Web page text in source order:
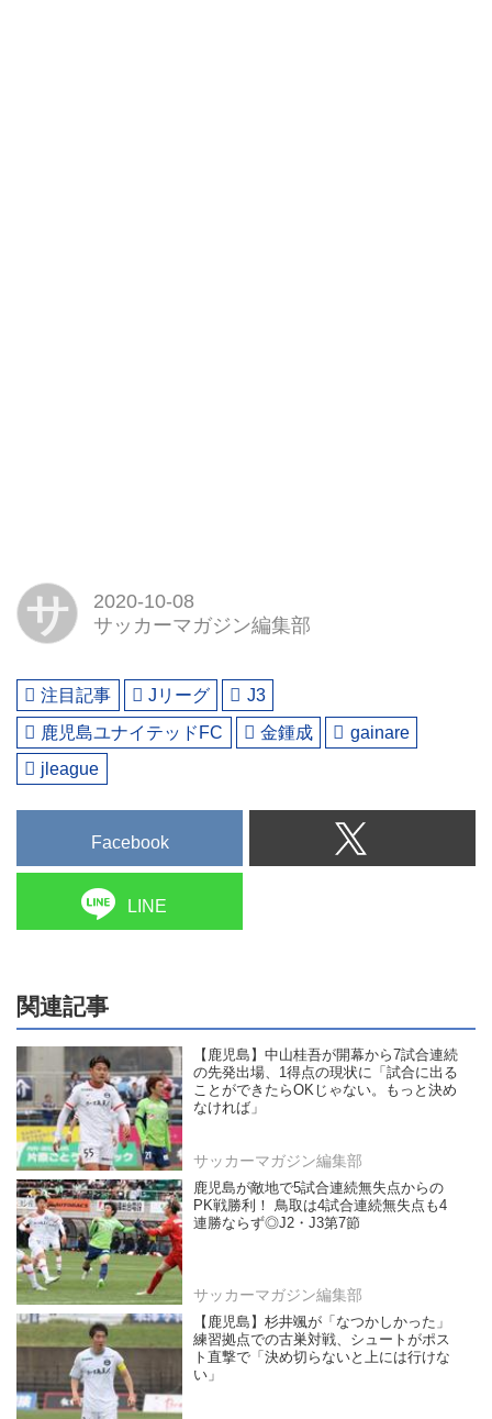
サ
2020-10-08
サッカーマガジン編集部
注目記事 Jリーグ
J3
鹿児島ユナイテッドFC
金鍾成
gainare
jleague
Facebook
LINE
関連記事
【鹿児島】中山桂吾が開幕から7試合連続
の先発出場、1得点の現状に「試合に出る
ことができたらOKじゃない。もっと決め
なければ」
サッカーマガジン編集部
鹿児島が敵地で5試合連続無失点からの
PK戦勝利！ 鳥取は4試合連続無失点も4
連勝ならず◎J2・J3第7節
サッカーマガジン編集部
【鹿児島】杉井颯が「なつかしかった」
練習拠点での古巣対戦、シュートがポス
ト直撃で「決め切らないと上には行けな
い」